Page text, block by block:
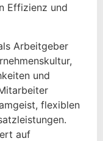
Effizienz und
Arbeitgeber
und
flexiblen
auf